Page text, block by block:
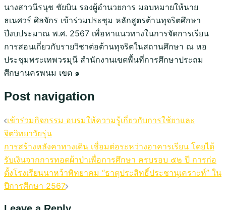
นางสาวนีรนุช ชัยบิน รองผู้อำนวยการ มอบหมายให้นาย
ธเนศวร์ ศิลจักร เข้าร่วมประชุม หลักสูตรต้านทุจริตศึกษา
ปีงบประมาณ พ.ศ. 2567 เพื่อหาแนวทางในการจัดการเรียน
การสอนเกี่ยวกับรายวิชาต่อต้านทุจริตในสถานศึกษา ณ หอ
ประชุมพระเทพวรมุนี สำนักงานเขตพื้นที่การศึกษาประถม
ศึกษานครพนม เขต ๑
Post navigation
เข้าร่วมกิจกรรม อบรมให้ความรู้เกี่ยวกับการใช้ยาและ
จิตวิทยาวัยรุ่น
การสร้างหลังคาทางเดิน เชื่อมต่อระหว่างอาคารเรียน โดยได้
รับเงินจากการทอดผ้าป่าเพื่อการศึกษา ครบรอบ ๕๒ ปี การก่อ
ตั้งโรงเรียนนาหว้าพิทยาคม “ธาตุประสิทธิ์ประชานุเคราะห์” ใน
ปีการศึกษา 2567